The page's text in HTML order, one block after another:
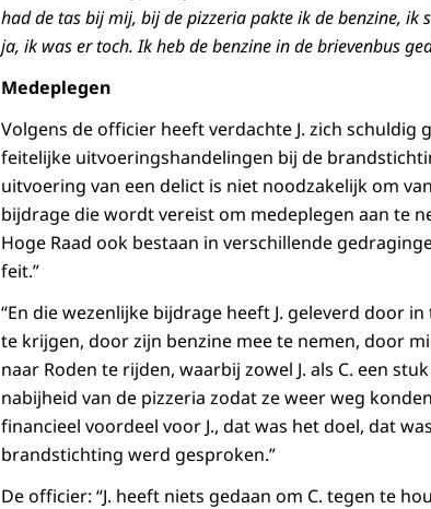
had de tas bij mij, bij de pizzeria pakte ik de benzine, ik
ja, ik was er toch. Ik heb de benzine in de brievenbus
Medeplegen
Volgens de officier heeft verdachte J. zich
feitelijke uitvoeringshandelingen bij de
uitvoering van een delict is niet noodzakelijk om
bijdrage die wordt vereist om medeplegen aan te
Hoge Raad ook bestaan in verschillende
feit.”
“En die wezenlijke bijdrage heeft J. geleverd door
te krijgen, door zijn benzine mee te nemen, door
naar Roden te rijden, waarbij zowel J. als C. een
nabijheid van de pizzeria zodat ze weer weg
financieel voordeel voor J., dat was het doel, dat
brandstichting werd gesproken.”
De officier: “J. heeft niets gedaan om C. tegen te